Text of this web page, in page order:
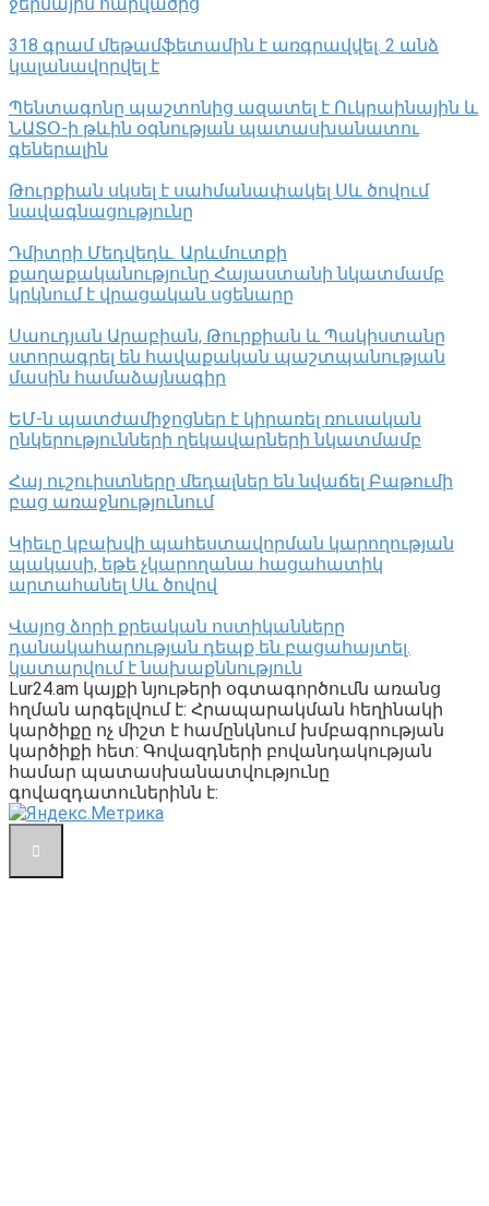
318 գրամ մեթամֆետամին է առգրավվել․ 2 անձ
կալանավորվել է
Պենտագոնը պաշտոնից ազատել է Ուկրաինային և
ՆԱՏՕ-ի թևին օգնության պատասխանատու
գեներալին
Թուրքիան սկսել է սահմանափակել Սև ծովում
նավագնացությունը
Դմիտրի Մեդվեդև. Արևմուտքի
քաղաքականությունը Հայաստանի նկատմամբ
կրկնում է վրացական սցենարը
Սաուդյան Արաբիան, Թուրքիան և Պակիստանը
ստորագրել են հավաքական պաշտպանության
մասին համաձայնագիր
ԵՄ-ն պատժամիջոցներ է կիրառել ռուսական
ընկերությունների ղեկավարների նկատմամբ
Հայ ուշուիստները մեդալներ են նվաճել Բաթումի
բաց առաջնությունում
Կիեւը կբախվի պահեստավորման կարողության
պակասի, եթե չկարողանա հացահատիկ
արտահանել Սև ծովով
Վայոց ձորի քրեական ոստիկանները
դանակահարության դեպք են բացահայտել․
կատարվում է նախաքննություն
Lur24.am կայքի նյութերի օգտագործումն առանց
հղման արգելվում է: Հրապարակման հեղինակի
կարծիքը ոչ միշտ է համընկնում խմբագրության
կարծիքի հետ: Գովազդների բովանդակության
համար պատասխանատվությունը
գովազդատուներինն է: